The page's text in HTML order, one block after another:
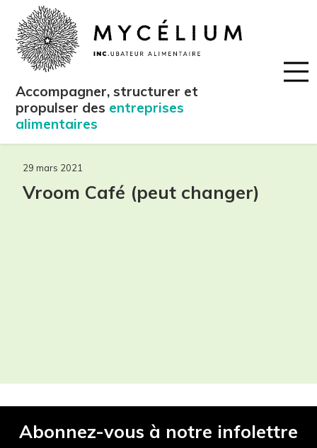
Accompagner, structurer et
propulser des entreprises
alimentaires
29 mars 2021
Vroom Café (peut changer)
Abonnez-vous à notre infolettre